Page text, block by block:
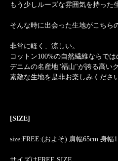
もう少しルーズな雰囲気を持った
そんな時に出会った生地がこちら
非常に軽く、涼しい。
コットン100%の自然繊維ならでは
デニムの名産地"福山"が誇る高い
素敵な生地を是非お楽しみくださ
[SIZE]
size:FREE:(およそ) 肩幅65cm 身幅